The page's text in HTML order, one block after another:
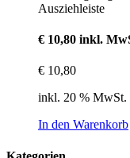
Ausziehleiste
€ 10,80 inkl.
€ 10,80
inkl. 20 % MwSt.
In den Warenkorb